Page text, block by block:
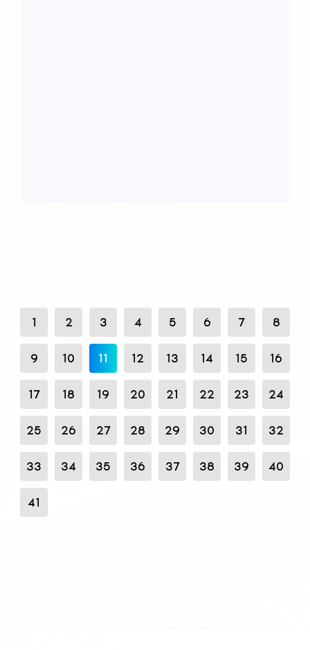
1 2 3 4 5 6 7 8
9 10 11 12 13 14 15 16
17 18 19 20 21 22 23 24
25 26 27 28 29 30 31 32
33 34 35 36 37 38 39 40
41